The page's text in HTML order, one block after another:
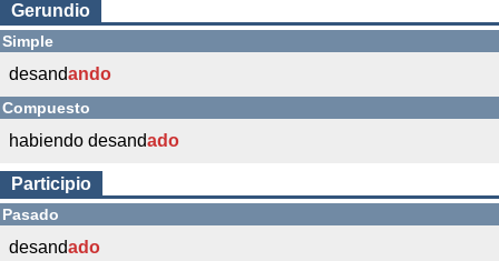
Gerundio
Simple
desandando
Compuesto
habiendo desandado
Participio
Pasado
desandado